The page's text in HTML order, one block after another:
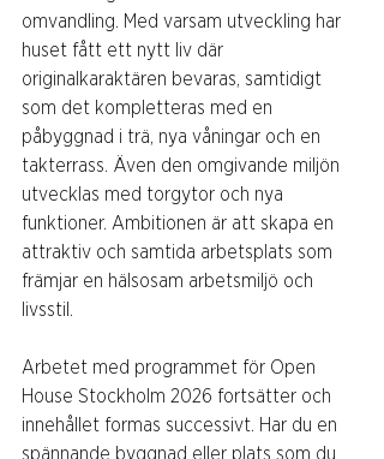
omvandling. Med varsam utveckling har
huset fått ett nytt liv där
originalkaraktären bevaras, samtidigt
som det kompletteras med en
påbyggnad i trä, nya våningar och en
takterrass. Även den omgivande miljön
utvecklas med torgytor och nya
funktioner. Ambitionen är att skapa en
attraktiv och samtida arbetsplats som
främjar en hälsosam arbetsmiljö och
livsstil.
Arbetet med programmet för Open
House Stockholm 2026 fortsätter och
innehållet formas successivt. Har du en
spännande byggnad eller plats som du